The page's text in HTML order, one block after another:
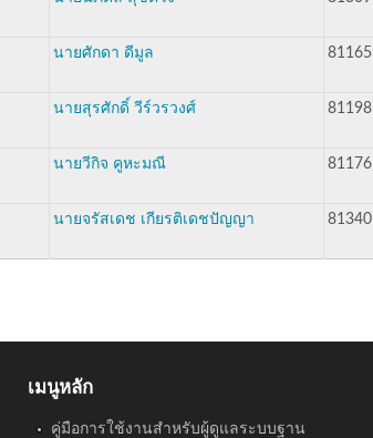
นายศักดา ดีมูล 81165
นายสุรศักดิ์ วีร์วรวงศ์ 81198
นายวีกิจ คูหะมณี 81176
นายจรัสเดช เกียรติเดชปัญญา 81340
เมนูหลัก
คู่มือการใช้งานสำหรับผู้ดูแลระบบฐาน